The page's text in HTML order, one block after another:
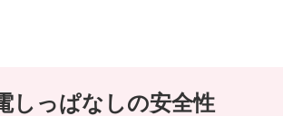
しっぱなしの安全性